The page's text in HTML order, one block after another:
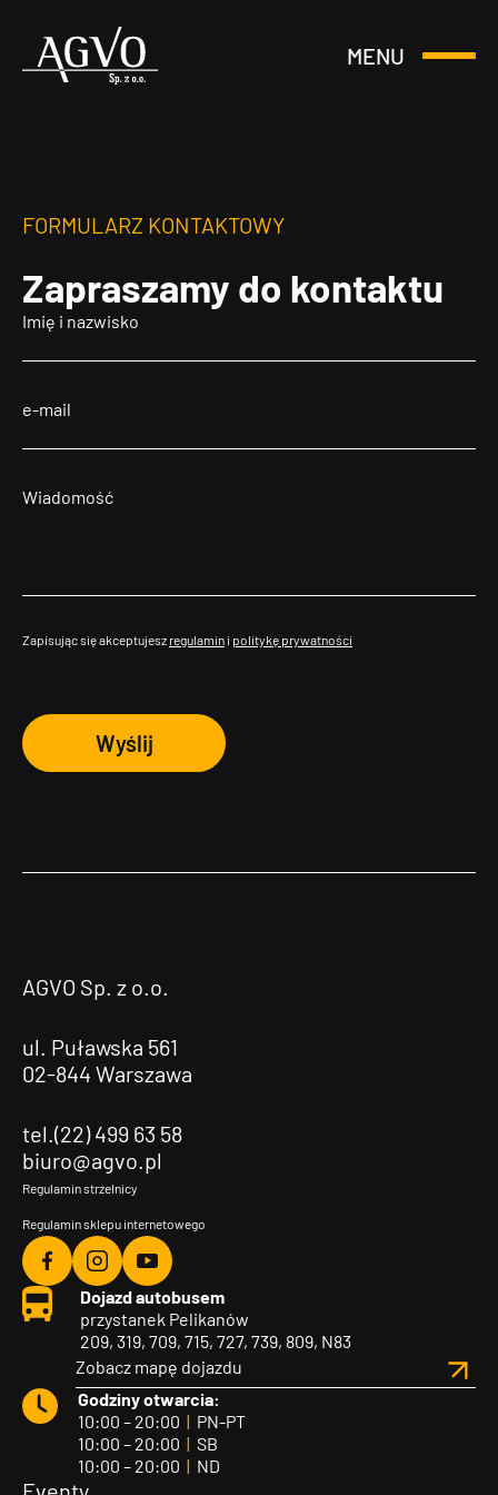
Header
MENU
Otwórz
FORMULARZ KONTAKTOWY
Zapraszamy do kontaktu
Zapisując się akceptujesz regulamin i politykę prywatności
Wyślij
AGVO Sp. z o.o.
ul. Puławska 561
02-844 Warszawa
tel.(22) 499 63 58
biuro@agvo.pl
Regulamin strzelnicy
Regulamin sklepu internetowego
Agvo
Facebook
Agvo
Instagram
Agvo
YouTube
Dojazd autobusem
przystanek Pelikanów
209, 319, 709, 715, 727, 739, 809, N83
Zobacz mapę dojazdu
Godziny otwarcia:
10:00 – 20:00 | PN-PT
10:00 – 20:00 | SB
10:00 – 20:00 | ND